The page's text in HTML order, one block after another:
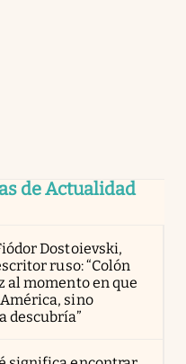
de Actualidad
Dostoievski,
ruso: “Colón
al momento en que
sino
descubría”